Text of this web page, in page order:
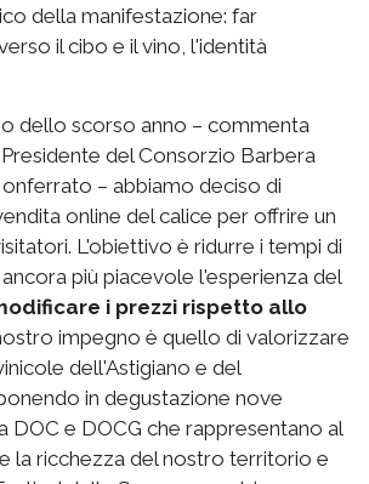
della manifestazione: far
il cibo e il vino, l'identità
dello scorso anno – commenta
, Presidente del Consorzio Barbera
– abbiamo deciso di
online del calice per offrire un
L'obiettivo è ridurre i tempi di
più piacevole l'esperienza del
i prezzi rispetto allo
impegno è quello di valorizzare
dell'Astigiano e del
in degustazione nove
DOC e DOCG che rappresentano al
la ricchezza del nostro territorio e